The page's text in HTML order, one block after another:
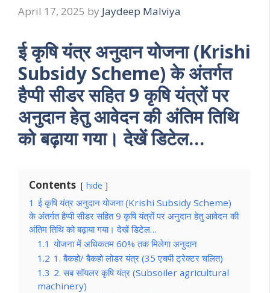
April 17, 2025 by Jaydeep Malviya
ई कृषि यंत्र अनुदान योजना (Krishi
Subsidy Scheme) के अंतर्गत
हैप्पी सीडर सहित 9 कृषि यंत्रों पर
अनुदान हेतु आवेदन की अंतिम तिथि
को बढ़ाया गया। देखें डिटेल…
Contents hide
1 ई कृषि यंत्र अनुदान योजना (Krishi Subsidy Scheme)
के अंतर्गत हैप्पी सीडर सहित 9 कृषि यंत्रों पर अनुदान हेतु आवेदन की
अंतिम तिथि को बढ़ाया गया। देखें डिटेल…
1.1 योजना में अधिकतम 60% तक मिलेगा अनुदान
1.2 1. बैकहो/ बैकहो लोडर यंत्र (35 एचपी ट्रेक्टर चलित)
1.3 2. सब सॉयलर कृषि यंत्र (Subsoiler agricultural
machinery)